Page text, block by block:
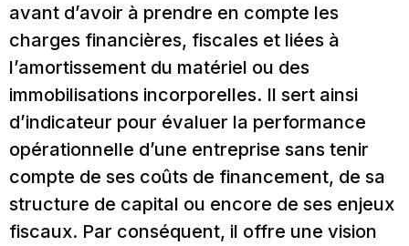
avant d’avoir à prendre en compte les
charges financières, fiscales et liées à
l’amortissement du matériel ou des
immobilisations incorporelles. Il sert ainsi
d’indicateur pour évaluer la performance
opérationnelle d’une entreprise sans tenir
compte de ses coûts de financement, de sa
structure de capital ou encore de ses enjeux
fiscaux. Par conséquent, il offre une vision